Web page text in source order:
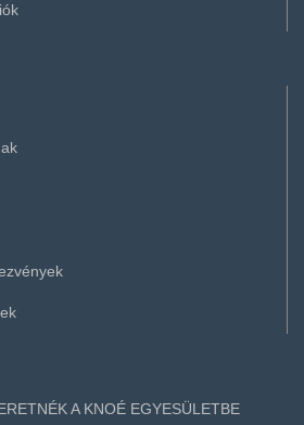
A KNOÉ EGYESÜLETBE